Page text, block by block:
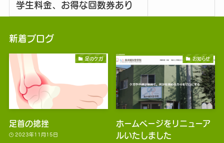
学生料金、お得な回数券あり
新着ブログ
足のケガ
足首の捻挫
2023年11月15日
お知らせ
ホームページをリニューア
ルいたしました